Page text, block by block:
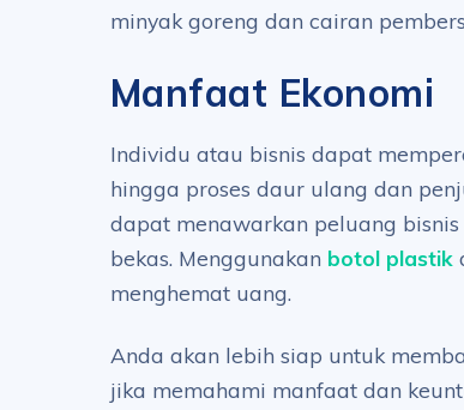
minyak goreng dan cairan
Manfaat Ekonomi
Individu atau bisnis dapat
hingga proses daur ulang dan
dapat menawarkan peluang
bekas. Menggunakan botol plastik
menghemat uang.
Anda akan lebih siap untuk
jika memahami manfaat dan